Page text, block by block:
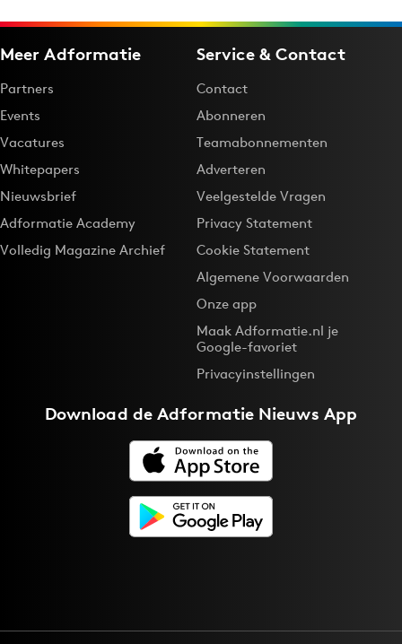
Meer Adformatie
Partners
Events
Vacatures
Whitepapers
Nieuwsbrief
Adformatie Academy
Volledig Magazine Archief
Service & Contact
Contact
Abonneren
Teamabonnementen
Adverteren
Veelgestelde Vragen
Privacy Statement
Cookie Statement
Algemene Voorwaarden
Onze app
Maak Adformatie.nl je
Google-favoriet
Privacyinstellingen
Download deAdformatie Nieuws App